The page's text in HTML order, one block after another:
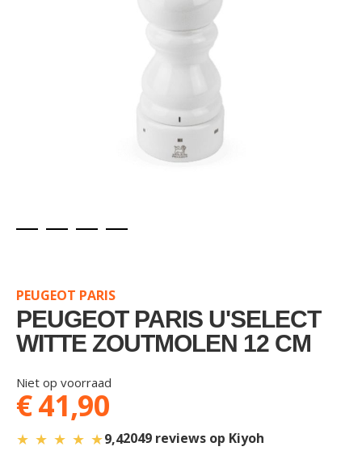
beginning
of
the
images
PEUGEOT PARIS
PEUGEOT PARIS U'SELECT
WITTE ZOUTMOLEN 12 CM
Niet op voorraad
€ 41,90
★ ★ ★ ★ ★9,42049 reviews op Kiyoh